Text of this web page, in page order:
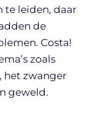
te leiden, daar
de
Costa!
zoals
het zwanger
geweld.